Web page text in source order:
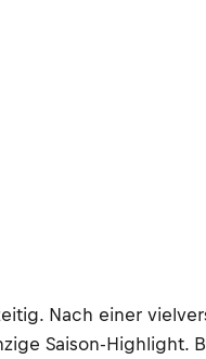
Nach einer
Saison-Highlight.